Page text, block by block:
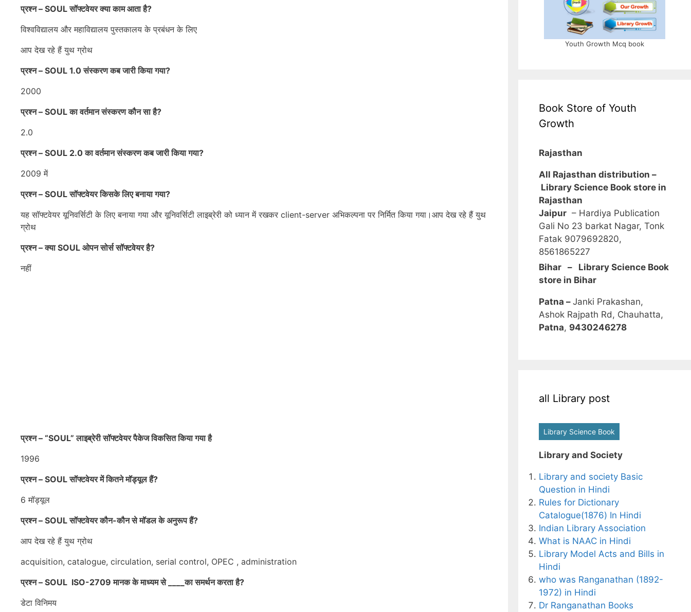
प्रश्न – SOUL सॉफ्टवेयर क्या काम आता है?
विश्वविद्यालय और महाविद्यालय पुस्तकालय के प्रबंधन के लिए
आप देख रहे हैं युथ ग्रोथ
प्रश्न – SOUL 1.0 संस्करण कब जारी किया गया?
2000
प्रश्न – SOUL का वर्तमान संस्करण कौन सा है?
2.0
प्रश्न – SOUL 2.0 का वर्तमान संस्करण कब जारी किया गया?
2009 में
प्रश्न – SOUL सॉफ्टवेयर किसके लिए बनाया गया?
यह सॉफ्टवेयर यूनिवर्सिटी के लिए बनाया गया और यूनिवर्सिटी लाइब्रेरी को ध्यान में रखकर client-server अभिकल्पना पर निर्मित किया गया।आप देख रहे हैं युथ
ग्रोथ
प्रश्न – क्या SOUL ओपन सोर्स सॉफ्टवेयर है?
नहीं
प्रश्न – “SOUL” लाइब्रेरी सॉफ्टवेयर पैकेज विकसित किया गया है
1996
प्रश्न – SOUL सॉफ्टवेयर में कितने मॉड्यूल हैं?
6 मॉड्यूल
प्रश्न – SOUL सॉफ्टवेयर कौन-कौन से मॉडल के अनुरूप हैं?
आप देख रहे हैं युथ ग्रोथ
acquisition, catalogue, circulation, serial control, OPEC , administration
प्रश्न – SOUL ISO-2709 मानक के माध्यम से ____का समर्थन करता है?
डेटा विनिमय
Youth Growth Mcq book
Book Store of Youth
Growth
Rajasthan
All Rajasthan distribution –
Library Science Book store in
Rajasthan
Jaipur – Hardiya Publication
Gali No 23 barkat Nagar, Tonk
Fatak 9079692820,
8561865227
Bihar – Library Science Book
store in Bihar
Patna – Janki Prakashan,
Ashok Rajpath Rd, Chauhatta,
Patna, 9430246278
all Library post
Library Science Book
Library and Society
Library and society Basic
Question in Hindi
Rules for Dictionary
Catalogue(1876) In Hindi
Indian Library Association
What is NAAC in Hindi
Library Model Acts and Bills in
Hindi
who was Ranganathan (1892-
1972) in Hindi
Dr Ranganathan Books